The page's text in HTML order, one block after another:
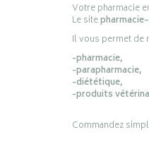
Votre pharmacie
Le site
Il vous permet de
-pharmacie,
-parapharmacie,
-diététique,
-produits
Commandez